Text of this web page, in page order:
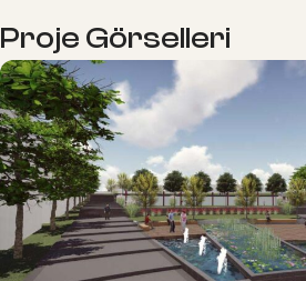
Proje Görselleri